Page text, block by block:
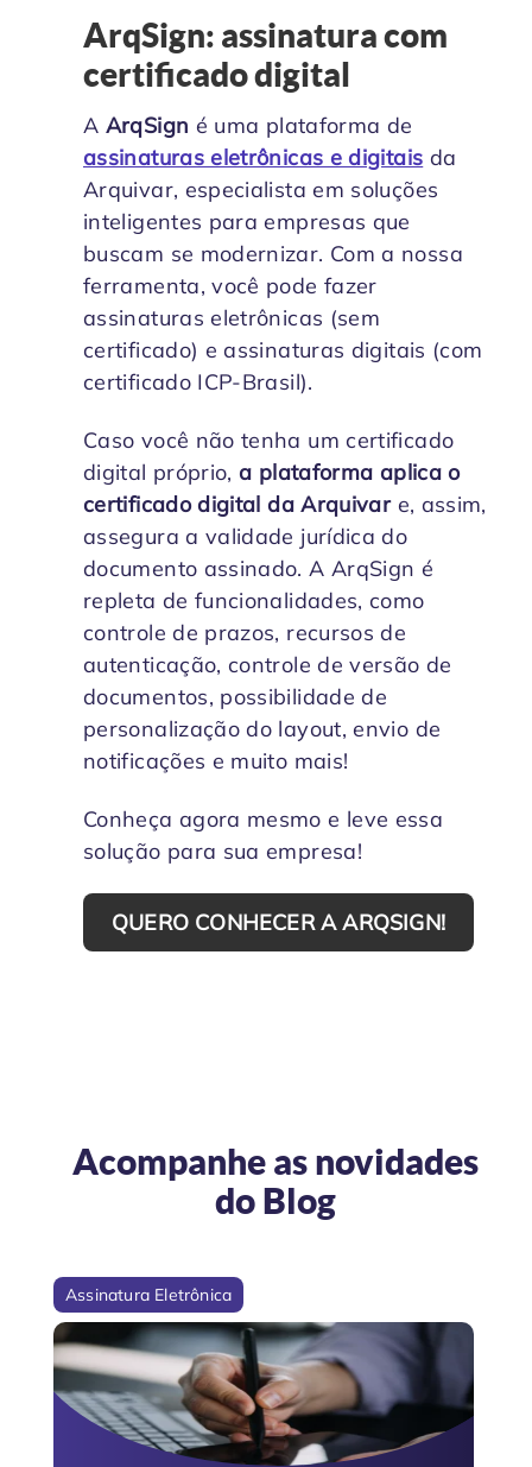
ArqSign: assinatura com
certificado digital
A ArqSign é uma plataforma de
assinaturas eletrônicas e digitais da
Arquivar, especialista em soluções
inteligentes para empresas que
buscam se modernizar. Com a nossa
ferramenta, você pode fazer
assinaturas eletrônicas (sem
certificado) e assinaturas digitais (com
certificado ICP-Brasil).
Caso você não tenha um certificado
digital próprio, a plataforma aplica o
certificado digital da Arquivare, assim,
assegura a validade jurídica do
documento assinado. A ArqSign é
repleta de funcionalidades, como
controle de prazos, recursos de
autenticação, controle de versão de
documentos, possibilidade de
personalização do layout, envio de
notificações e muito mais!
Conheça agora mesmo e leve essa
solução para sua empresa!
QUERO CONHECER A ARQSIGN!
Acompanhe as novidades
do Blog
Assinatura Eletrônica